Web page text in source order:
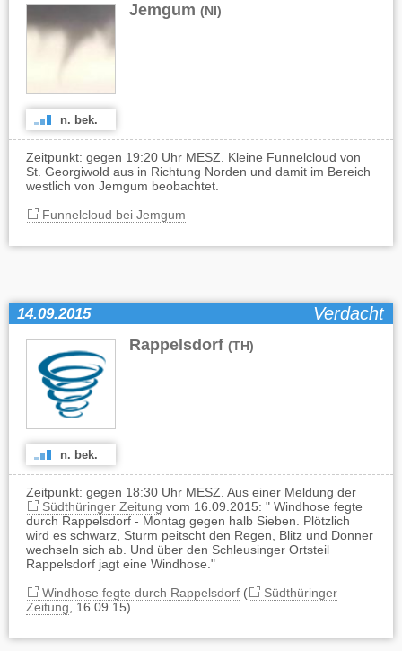
Jemgum (NI)
n. bek.
Zeitpunkt: gegen 19:20 Uhr MESZ. Kleine Funnelcloud von
St. Georgiwold aus in Richtung Norden und damit im Bereich
westlich von Jemgum beobachtet.
Funnelcloud bei Jemgum
14.09.2015 Verdacht
Rappelsdorf (TH)
n. bek.
Zeitpunkt: gegen 18:30 Uhr MESZ. Aus einer Meldung der
Südthüringer Zeitung vom 16.09.2015: " Windhose fegte
durch Rappelsdorf - Montag gegen halb Sieben. Plötzlich
wird es schwarz, Sturm peitscht den Regen, Blitz und Donner
wechseln sich ab. Und über den Schleusinger Ortsteil
Rappelsdorf jagt eine Windhose."
Windhose fegte durch Rappelsdorf(
Südthüringer
Zeitung , 16.09.15)